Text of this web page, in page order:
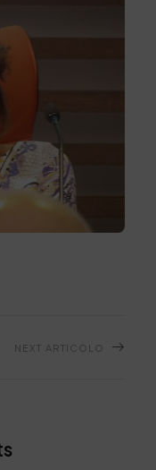
NEXT ARTICOLO